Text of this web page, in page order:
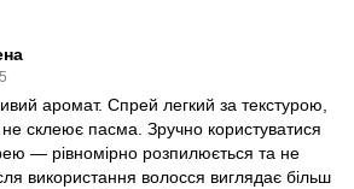
аромат. Спрей легкий за текстурою,
склеює пасма. Зручно користуватися
— рівномірно розпилюється та не
використання волосся виглядає більш